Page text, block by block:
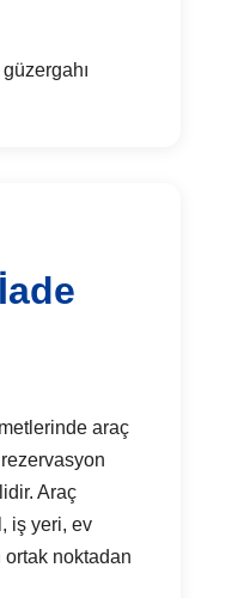
araç
Araç
iş yeri, ev
noktadan